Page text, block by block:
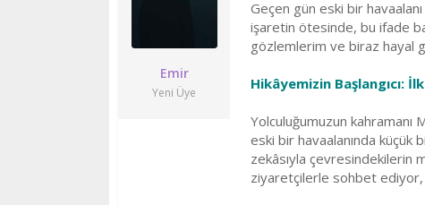
i
h
Emir
Yeni Üye
Geçen gün eski bir
işaretin ötesinde, bu ifade
gözlemlerim ve biraz hayal
Hikâyemizin Başlangıcı: İlk
Yolculuğumuzun kahramanı
eski bir havaalanında küçük
zekâsıyla çevresindekilerin
ziyaretçilerle sohbet ediyor,